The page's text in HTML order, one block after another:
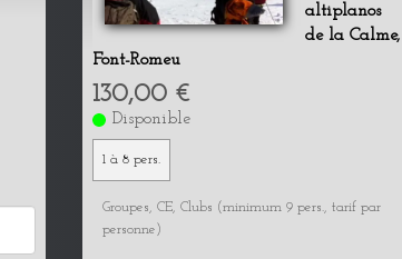
altiplanos
de la Calme,
Font-Romeu
130,00 €
Disponible
1 à 8 pers.
Groupes, CE, Clubs (minimum 9 pers., tarif par
personne)